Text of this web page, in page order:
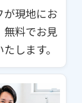
が現地にお
無料でお見
します。